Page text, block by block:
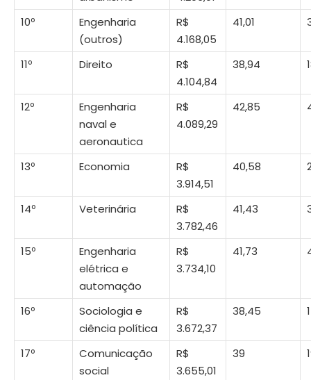
10º
Engenharia
(outros)
R$
4.168,05
41,01
11º Direito
R$
4.104,84
38,94
12º
Engenharia
naval e
aeronautica
R$
4.089,29
42,85
13º Economia
R$
3.914,51
40,58
14º Veterinária
R$
3.782,46
41,43
15º
Engenharia
elétrica e
automação
R$
3.734,10
41,73
16º
Sociologia e
ciência política
R$
3.672,37
38,45
17º
Comunicação
social
R$
3.655,01
39